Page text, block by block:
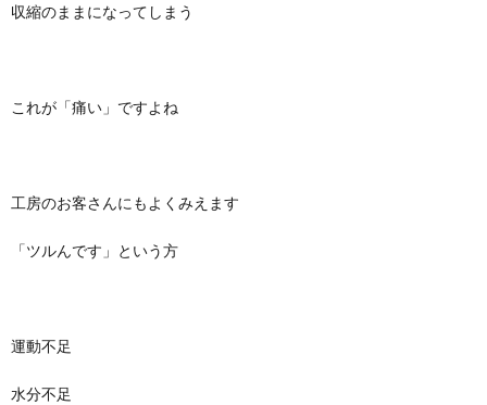
収縮のままになってしまう
これが「痛い」ですよね
工房のお客さんにもよくみえます
「ツルんです」という方
運動不足
水分不足